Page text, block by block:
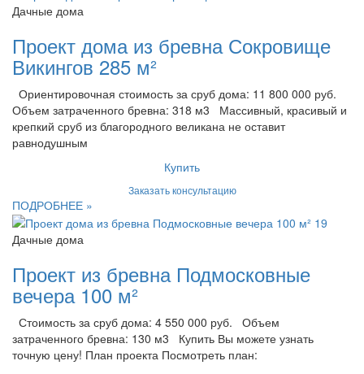
Дачные дома
Проект дома из бревна Сокровище
Викингов 285 м²
Ориентировочная стоимость за сруб дома: 11 800 000 руб.
Объем затраченного бревна: 318 м3 Массивный, красивый и
крепкий сруб из благородного великана не оставит
равнодушным
Купить
Заказать консультацию
ПОДРОБНЕЕ »
Дачные дома
Проект из бревна Подмосковные
вечера 100 м²
Стоимость за сруб дома: 4 550 000 руб. Объем
затраченного бревна: 130 м3 Купить Вы можете узнать
точную цену! План проекта Посмотреть план: